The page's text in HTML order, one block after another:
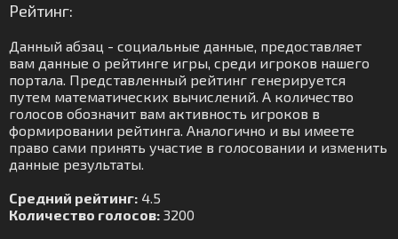
Рейтинг:
Данный абзац - социальные данные, предоставляет
вам данные о рейтинге игры, среди игроков нашего
портала. Представленный рейтинг генерируется
путем математических вычислений. А количество
голосов обозначит вам активность игроков в
формировании рейтинга. Аналогично и вы имеете
право сами принять участие в голосовании и изменить
данные результаты.
Средний рейтинг: 4.5
Количество голосов: 3200